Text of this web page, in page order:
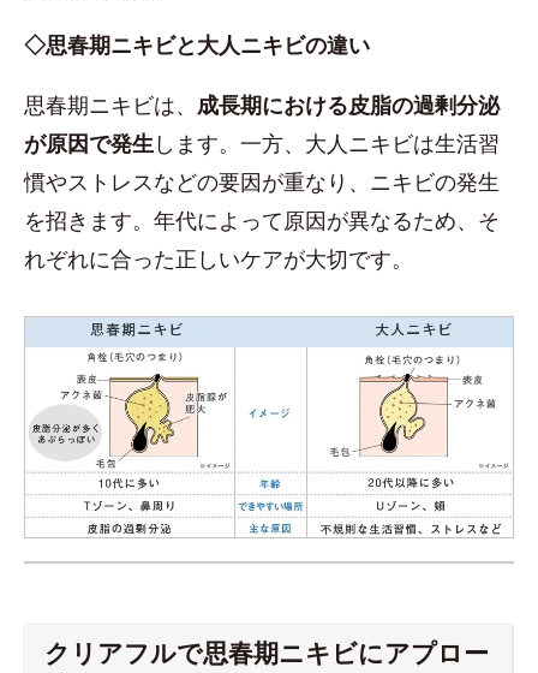
◇思春期ニキビと大人ニキビの違い
思春期ニキビは、 成長期における皮脂の過剰分泌
が原因で発生します。一方、大人ニキビは生活習
慣やストレスなどの要因が重なり、ニキビの発生
を招きます。年代によって原因が異なるため、そ
れぞれに合った正しいケアが大切です。
クリアフルで思春期ニキビにアプロー